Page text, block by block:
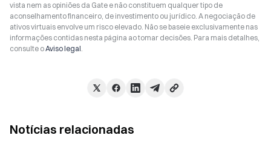
vista nem as opiniões da Gate e não constituem qualquer tipo de
aconselhamento financeiro, de investimento ou jurídico. A negociação de
ativos virtuais envolve um risco elevado. Não se baseie exclusivamente nas
informações contidas nesta página ao tomar decisões. Para mais detalhes,
consulte oAviso legal.
Notícias relacionadas